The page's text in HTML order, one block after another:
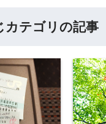
カテゴリの記事